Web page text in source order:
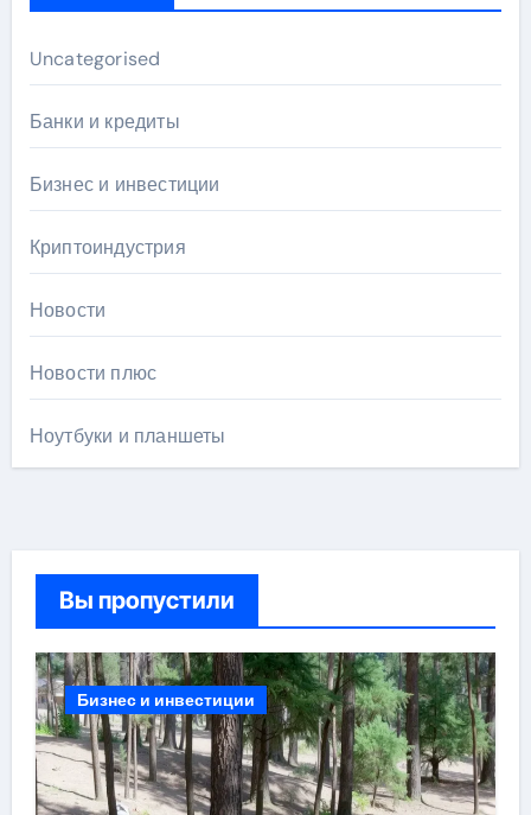
Uncategorised
Банки и кредиты
Бизнес и инвестиции
Криптоиндустрия
Новости
Новости плюс
Ноутбуки и планшеты
Вы пропустили
Бизнес и инвестиции